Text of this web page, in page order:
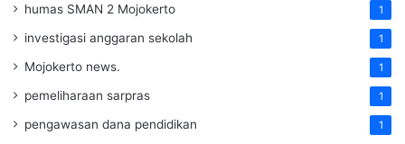
humas SMAN 2 Mojokerto 1
investigasi anggaran sekolah 1
Mojokerto news. 1
pemeliharaan sarpras 1
pengawasan dana pendidikan 1